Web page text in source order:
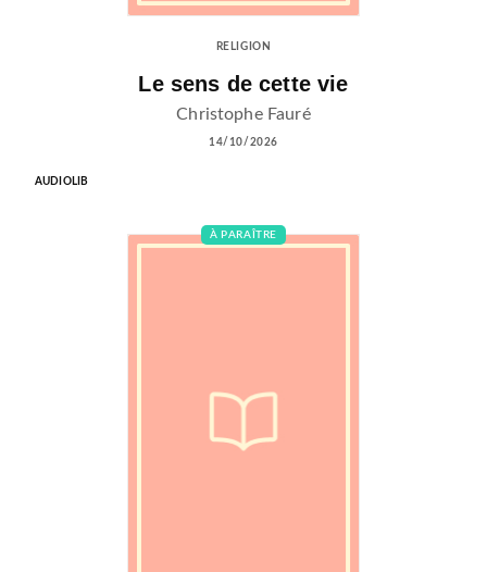
RELIGION
Le sens de cette vie
Christophe Fauré
14/10/2026
AUDIOLIB
À PARAÎTRE